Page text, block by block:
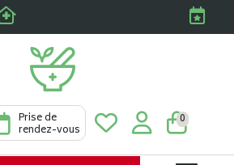
Pharmacies Clabots &
Prise de
rendez-vous
0